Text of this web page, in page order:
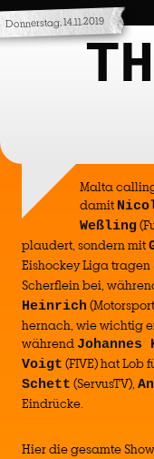
Donnerstag, 14.11.2019
Malta
damit
Weßling
plaudert, sondern mit
Eishockey Liga tragen
Scherflein bei,
Heinrich
hernach, wie wichtig
währendJohannes
Voigt (FIVE) hat Lob
Schett (ServusTV),
Eindrücke.
Hier die gesamte Show